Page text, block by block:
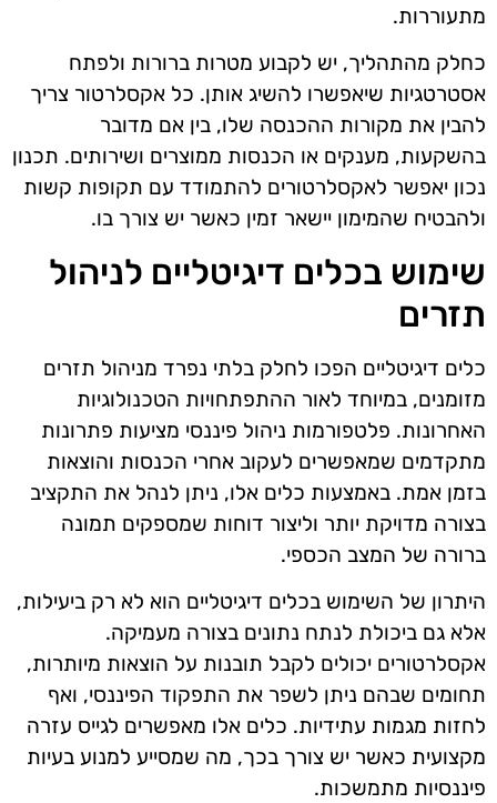
מתעוררות.
כחלק מהתהליך, יש לקבוע מטרות ברורות ולפתח
אסטרטגיות שיאפשרו להשיג אותן. כל אקסלרטור צריך
להבין את מקורות ההכנסה שלו, בין אם מדובר
בהשקעות, מענקים או הכנסות ממוצרים ושירותים. תכנון
נכון יאפשר לאקסלרטורים להתמודד עם תקופות קשות
ולהבטיח שהמימון יישאר זמין כאשר יש צורך בו.
שימוש בכלים דיגיטליים לניהול
תזרים
כלים דיגיטליים הפכו לחלק בלתי נפרד מניהול תזרים
מזומנים, במיוחד לאור ההתפתחויות הטכנולוגיות
האחרונות. פלטפורמות ניהול פיננסי מציעות פתרונות
מתקדמים שמאפשרים לעקוב אחרי הכנסות והוצאות
בזמן אמת. באמצעות כלים אלו, ניתן לנהל את התקציב
בצורה מדויקת יותר וליצור דוחות שמספקים תמונה
ברורה של המצב הכספי.
היתרון של השימוש בכלים דיגיטליים הוא לא רק ביעילות,
אלא גם ביכולת לנתח נתונים בצורה מעמיקה.
אקסלרטורים יכולים לקבל תובנות על הוצאות מיותרות,
תחומים שבהם ניתן לשפר את התפקוד הפיננסי, ואף
לחזות מגמות עתידיות. כלים אלו מאפשרים לגייס עזרה
מקצועית כאשר יש צורך בכך, מה שמסייע למנוע בעיות
פיננסיות מתמשכות.